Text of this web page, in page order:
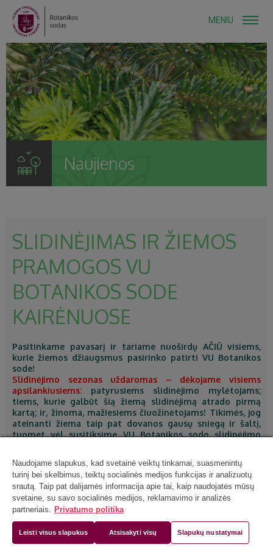
MENIU
Naujienos
SLIDINĖJIMAS IR ŽIEMOS
PRAMOGOS VU
BOTANIKOS SODE
KAIRĖNUOSE
Pasitinkame pavasarį ir tariame nuoširdų AČIŪ visiems,
kurie žiemos džiaugsmus pasirinko patirti VU Botanikos
sode!
Slidinėjimo sezonas uždaromas – dėkojame visiems
apsilankiusiems: patyrusiems slidinėjimo mylėtojams;
tiems, kurie galbūt šią žiemą slidinėjimą atrado pirmą
kartą; ir, žinoma, mažiesiems čiuožinėtojams! Tikimės, jog
ateinanti žiema taip pat dovanos gausų sniegą ir šaltį,
tuomet vėl susitiksime VU Botanikos sodo slidinėjimo
ŽEMĖLAPIS LANKYTOJAMS(ATSISIŲSTI)
Naudojame slapukus, kad svetainė veiktų tinkamai, suasmenintų
turinį bei skelbimus, teiktų socialinės medijos funkcijas ir analizuotų
srautą. Taip pat dalijamės informacija apie tai, kaip naudojatės mūsų
svetaine, su savo socialinės medijos, reklamavimo ir analizės
partneriais. Privatumo politika
Leisti visus slapukus Atsisakyti visų Slapukų nustatymai